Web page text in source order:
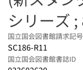
シリーズ ;
国立国会図書館請求記号
SC186-R11
国立国会図書館書誌ID